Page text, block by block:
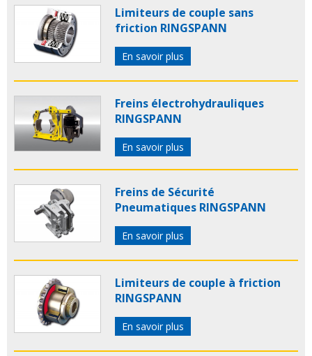
Limiteurs de couple sans
friction RINGSPANN
En savoir plus
Freins électrohydrauliques
RINGSPANN
En savoir plus
Freins de Sécurité
Pneumatiques RINGSPANN
En savoir plus
Limiteurs de couple à friction
RINGSPANN
En savoir plus